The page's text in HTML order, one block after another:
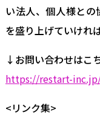
い法人、個人様と
を盛り上げていけれ
↓お問い合わせはこ
https://restart-
<リンク集>